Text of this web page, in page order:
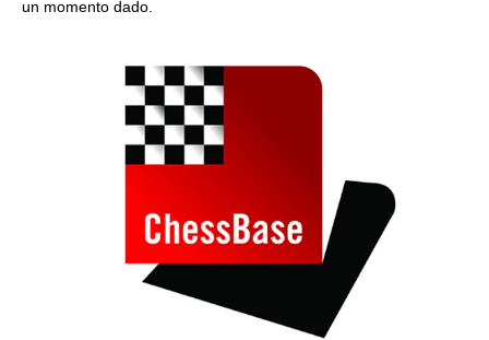
un momento dado.